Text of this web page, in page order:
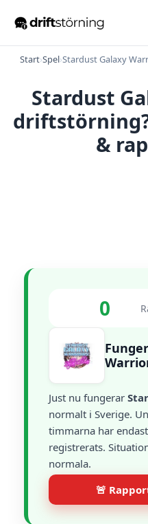
Start›Spel›Stardust Galaxy
Stardust
&
0
Just nu fungerar
normalt i Sverige.
timmarna har
registrerats.
normala.
🚨